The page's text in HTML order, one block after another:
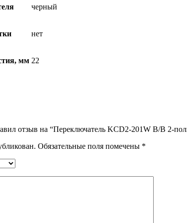
черный
нет
мм 22
отзыв на “Переключатель KCD2-201W B/B
Обязательные поля помечены *